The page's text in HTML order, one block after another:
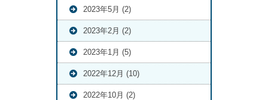
2023年5月 (2)
2023年2月 (2)
2023年1月 (5)
2022年12月 (10)
2022年10月 (2)